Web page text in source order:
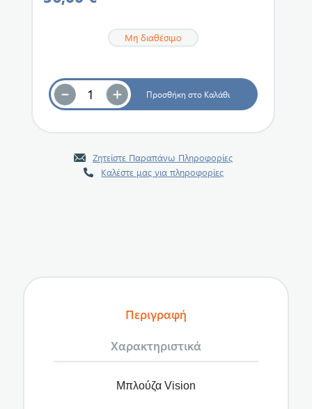
Μη διαθέσιμο
Ζητείστε Παραπάνω Πληροφορίες
Καλέστε μας για πληροφορίες
Περιγραφή
Χαρακτηριστικά
Μπλούζα Vision